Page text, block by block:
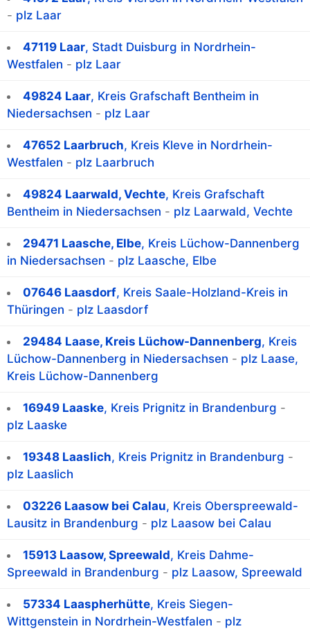
- plz Laar
47119 Laar, Stadt Duisburg in Nordrhein-
Westfalen - plz Laar
49824 Laar, Kreis Grafschaft Bentheim in
Niedersachsen - plz Laar
47652 Laarbruch, Kreis Kleve in Nordrhein-
Westfalen - plz Laarbruch
49824 Laarwald, Vechte, Kreis Grafschaft
Bentheim in Niedersachsen - plz Laarwald, Vechte
29471 Laasche, Elbe, Kreis Lüchow-Dannenberg
in Niedersachsen - plz Laasche, Elbe
07646 Laasdorf, Kreis Saale-Holzland-Kreis in
Thüringen - plz Laasdorf
29484 Laase, Kreis Lüchow-Dannenberg, Kreis
Lüchow-Dannenberg in Niedersachsen - plz Laase,
Kreis Lüchow-Dannenberg
16949 Laaske, Kreis Prignitz in Brandenburg -
plz Laaske
19348 Laaslich, Kreis Prignitz in Brandenburg -
plz Laaslich
03226 Laasow bei Calau, Kreis Oberspreewald-
Lausitz in Brandenburg - plz Laasow bei Calau
15913 Laasow, Spreewald, Kreis Dahme-
Spreewald in Brandenburg - plz Laasow, Spreewald
57334 Laaspherhütte, Kreis Siegen-
Wittgenstein in Nordrhein-Westfalen - plz